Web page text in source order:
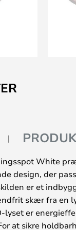
White
design, der
er et
skær fra en
lyset er
at sikre